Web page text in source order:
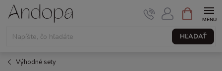
Prejsť
HĽADAŤ
NÁKUPNÝ
KOŠÍK
Výhodné sety